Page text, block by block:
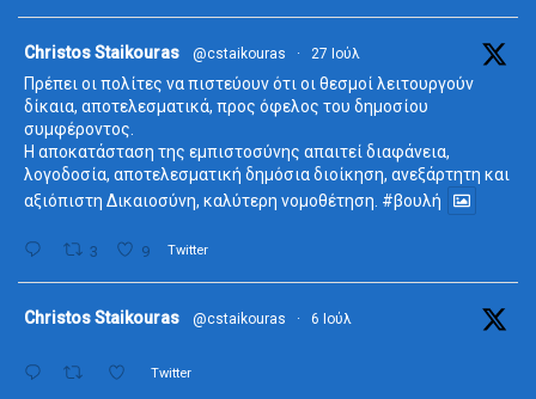
Christos Staikouras @cstaikouras · 27 Ιούλ
Πρέπει οι πολίτες να πιστεύουν ότι οι θεσμοί λειτουργούν
δίκαια, αποτελεσματικά, προς όφελος του δημοσίου
συμφέροντος.
Η αποκατάσταση της εμπιστοσύνης απαιτεί διαφάνεια,
λογοδοσία, αποτελεσματική δημόσια διοίκηση, ανεξάρτητη και
αξιόπιστη Δικαιοσύνη, καλύτερη νομοθέτηση. #βουλή
3 9 Twitter
Christos Staikouras @cstaikouras · 6 Ιούλ
Twitter